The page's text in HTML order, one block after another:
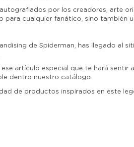
por los creadores, arte
cualquier fanático, sino también
de Spiderman, has llegado al
artículo especial que te hará
dentro nuestro catálogo.
de productos inspirados en este